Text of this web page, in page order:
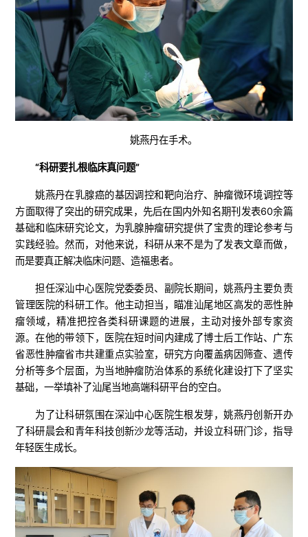
姚燕丹在手术。
“科研要扎根临床真问题”
姚燕丹在乳腺癌的基因调控和靶向治疗、肿瘤微环境调控等
方面取得了突出的研究成果，先后在国内外知名期刊发表60余篇
基础和临床研究论文，为乳腺肿瘤研究提供了宝贵的理论参考与
实践经验。然而，对他来说，科研从来不是为了发表文章而做，
而是要真正解决临床问题、造福患者。
担任深汕中心医院党委委员、副院长期间，姚燕丹主要负责
管理医院的科研工作。他主动担当，瞄准汕尾地区高发的恶性肿
瘤领域，精准把控各类科研课题的进展，主动对接外部专家资
源。在他的带领下，医院在短时间内建成了博士后工作站、广东
省恶性肿瘤省市共建重点实验室，研究方向覆盖病因筛查、遗传
分析等多个层面，为当地肿瘤防治体系的系统化建设打下了坚实
基础，一举填补了汕尾当地高端科研平台的空白。
为了让科研氛围在深汕中心医院生根发芽，姚燕丹创新开办
了科研晨会和青年科技创新沙龙等活动，并设立科研门诊，指导
年轻医生成长。